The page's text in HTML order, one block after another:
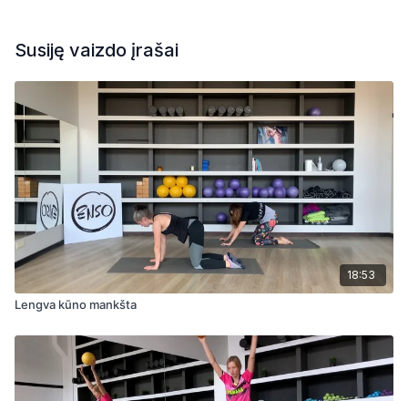
Susiję vaizdo įrašai
18:53
Lengva kūno mankšta